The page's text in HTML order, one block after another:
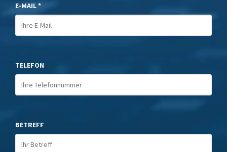
E-MAIL *
TELEFON
BETREFF